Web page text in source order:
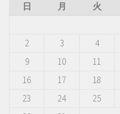
日
月 火
2
3 4
9
10 11
16
17 18
23
24 25